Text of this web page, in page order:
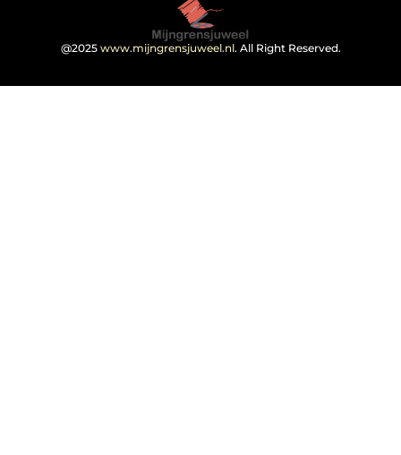
@2025 www.mijngrensjuweel.nl. All Right Reserved.